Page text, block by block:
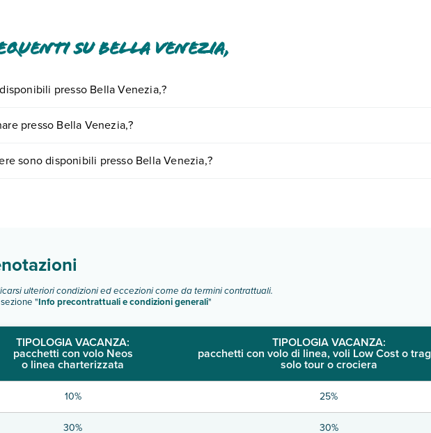
su Bella Venezia,
presso Bella Venezia,?
un appuntamento.
presso Bella Venezia,?
sono disponibili presso Bella Venezia,?
ulteriori condizioni ed eccezioni come da termini contrattuali.
"Info precontrattuali e condizioni generali"
TIPOLOGIA VACANZA:
pacchetti con volo Neos
o linea charterizzata
TIPOLOGIA VACANZA:
pacchetti con volo di linea, voli Low Cost o
solo tour o crociera
10% 25%
30% 30%